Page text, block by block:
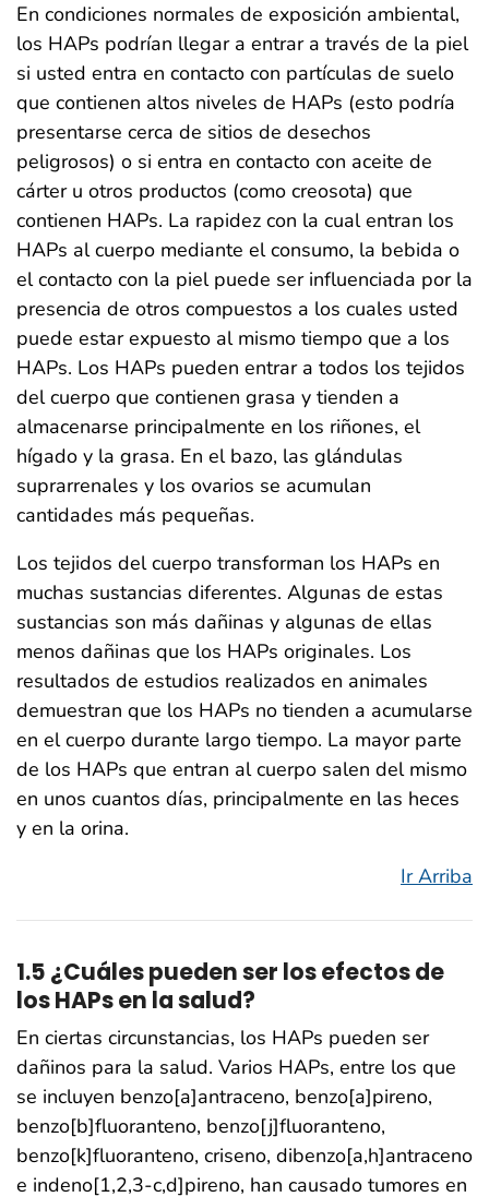
En condiciones normales de exposición ambiental,
los HAPs podrían llegar a entrar a través de la piel
si usted entra en contacto con partículas de suelo
que contienen altos niveles de HAPs (esto podría
presentarse cerca de sitios de desechos
peligrosos) o si entra en contacto con aceite de
cárter u otros productos (como creosota) que
contienen HAPs. La rapidez con la cual entran los
HAPs al cuerpo mediante el consumo, la bebida o
el contacto con la piel puede ser influenciada por la
presencia de otros compuestos a los cuales usted
puede estar expuesto al mismo tiempo que a los
HAPs. Los HAPs pueden entrar a todos los tejidos
del cuerpo que contienen grasa y tienden a
almacenarse principalmente en los riñones, el
hígado y la grasa. En el bazo, las glándulas
suprarrenales y los ovarios se acumulan
cantidades más pequeñas.
Los tejidos del cuerpo transforman los HAPs en
muchas sustancias diferentes. Algunas de estas
sustancias son más dañinas y algunas de ellas
menos dañinas que los HAPs originales. Los
resultados de estudios realizados en animales
demuestran que los HAPs no tienden a acumularse
en el cuerpo durante largo tiempo. La mayor parte
de los HAPs que entran al cuerpo salen del mismo
en unos cuantos días, principalmente en las heces
y en la orina.
Ir Arriba
1.5 ¿Cuáles pueden ser los efectos de
los HAPs en la salud?
En ciertas circunstancias, los HAPs pueden ser
dañinos para la salud. Varios HAPs, entre los que
se incluyen benzo[a]antraceno, benzo[a]pireno,
benzo[b]fluoranteno, benzo[j]fluoranteno,
benzo[k]fluoranteno, criseno, dibenzo[a,h]antraceno
e indeno[1,2,3-c,d]pireno, han causado tumores en